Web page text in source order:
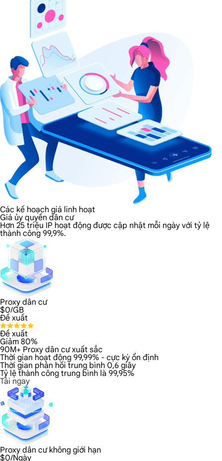
Các kế hoạch giá linh hoạt
Giá ủy quyền dân cư
Hơn 25 triệu IP hoạt động được cập nhật mỗi ngày với tỷ lệ
thành công 99,9%.
Proxy dân cư
$0/GB
Đề xuất
Đề xuất
Giảm 80%
90M+ Proxy dân cư xuất sắc
Thời gian hoạt động 99,99% - cực kỳ ổn định
Thời gian phản hồi trung bình 0,6 giây
Tỷ lệ thành công trung bình là 99,95%
Tải ngay
Proxy dân cư không giới hạn
$0/Ngày